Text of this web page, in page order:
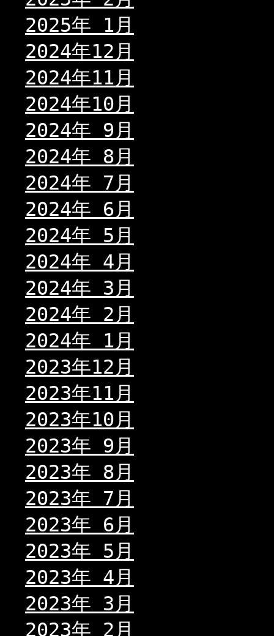
2025年 1月
2024年12月
2024年11月
2024年10月
2024年 9月
2024年 8月
2024年 7月
2024年 6月
2024年 5月
2024年 4月
2024年 3月
2024年 2月
2024年 1月
2023年12月
2023年11月
2023年10月
2023年 9月
2023年 8月
2023年 7月
2023年 6月
2023年 5月
2023年 4月
2023年 3月
2023年 2月